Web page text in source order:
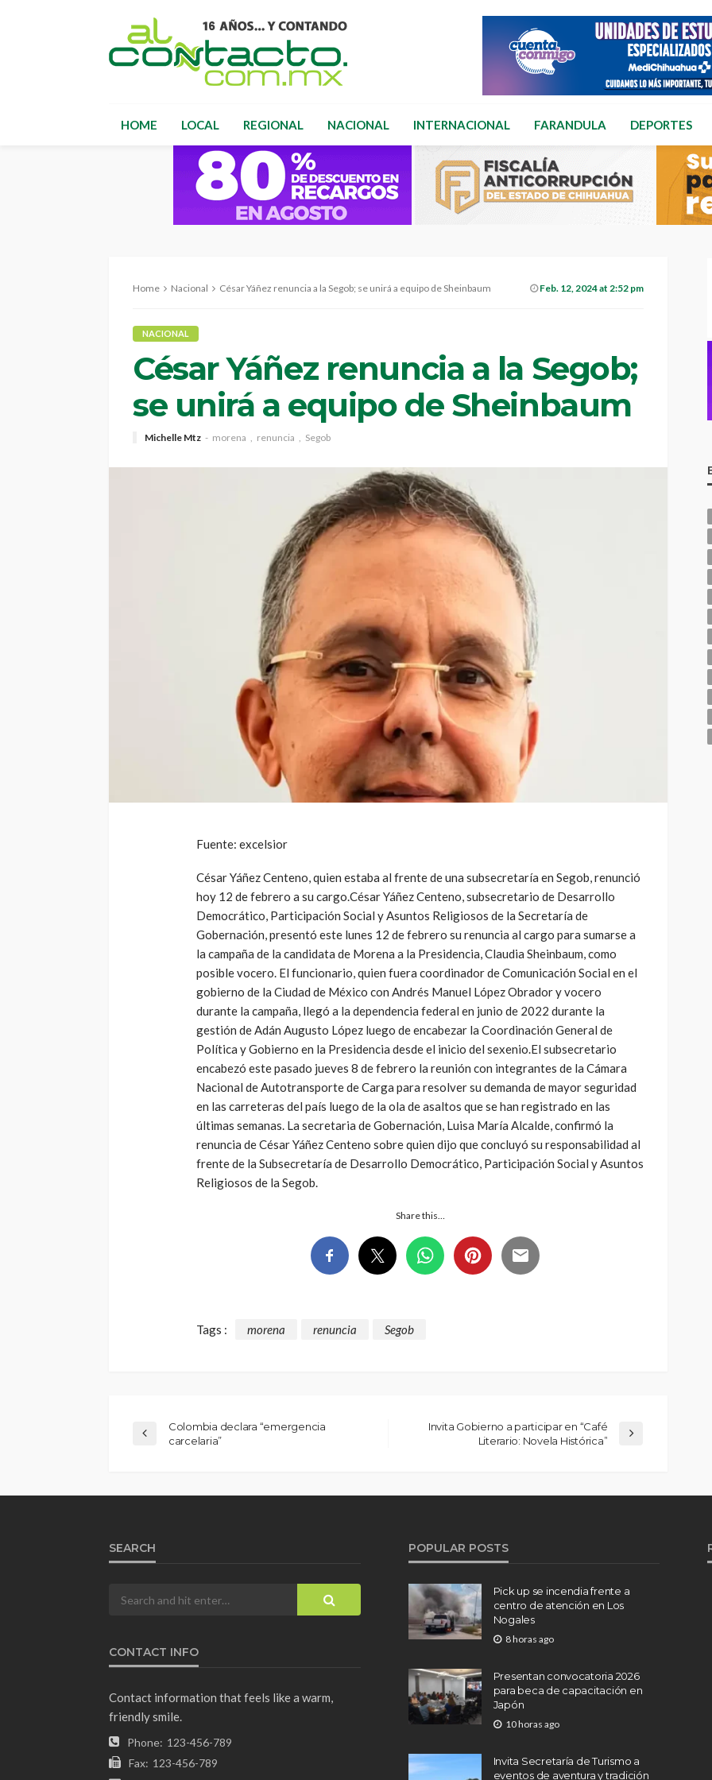
HOME LOCAL REGIONAL NACIONAL INTERNACIONAL FARANDULA DEPORTES
Home Nacional César Yáñez renuncia a la Segob; se unirá a equipo de Sheinbaum Feb. 12, 2024 at 2:52 pm
NACIONAL
César Yáñez renuncia a la Segob;
se unirá a equipo de Sheinbaum
Michelle Mtz morena renuncia Segob
Fuente: excelsior
César Yáñez Centeno, quien estaba al frente de una subsecretaría en Segob, renunció
hoy 12 de febrero a su cargo.César Yáñez Centeno, subsecretario de Desarrollo
Democrático, Participación Social y Asuntos Religiosos de la Secretaría de
Gobernación, presentó este lunes 12 de febrero su renuncia al cargo para sumarse a
la campaña de la candidata de Morena a la Presidencia, Claudia Sheinbaum, como
posible vocero. El funcionario, quien fuera coordinador de Comunicación Social en el
gobierno de la Ciudad de México con Andrés Manuel López Obrador y vocero
durante la campaña, llegó a la dependencia federal en junio de 2022 durante la
gestión de Adán Augusto López luego de encabezar la Coordinación General de
Política y Gobierno en la Presidencia desde el inicio del sexenio.El subsecretario
encabezó este pasado jueves 8 de febrero la reunión con integrantes de la Cámara
Nacional de Autotransporte de Carga para resolver su demanda de mayor seguridad
en las carreteras del país luego de la ola de asaltos que se han registrado en las
últimas semanas. La secretaria de Gobernación, Luisa María Alcalde, confirmó la
renuncia de César Yáñez Centeno sobre quien dijo que concluyó su responsabilidad al
frente de la Subsecretaría de Desarrollo Democrático, Participación Social y Asuntos
Religiosos de la Segob.
Share this…
Tags : morena renuncia Segob
Colombia declara “emergencia
carcelaria”
Invita Gobierno a participar en “Café
Literario: Novela Histórica”
SEARCH
CONTACT INFO
Contact information that feels like a warm,
friendly smile.
Phone: 123-456-789
Fax: 123-456-789
POPULAR POSTS
Pick up se incendia frente a
centro de atención en Los
Nogales
8 horas ago
Presentan convocatoria 2026
para beca de capacitación en
Japón
10 horas ago
Invita Secretaría de Turismo a
eventos de aventura y tradición